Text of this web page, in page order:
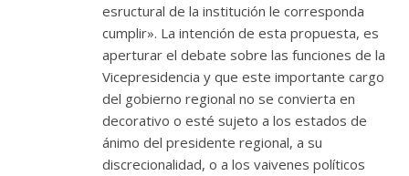
esructural de la institución le corresponda
cumplir». La intención de esta propuesta, es
aperturar el debate sobre las funciones de la
Vicepresidencia y que este importante cargo
del gobierno regional no se convierta en
decorativo o esté sujeto a los estados de
ánimo del presidente regional, a su
discrecionalidad, o a los vaivenes políticos